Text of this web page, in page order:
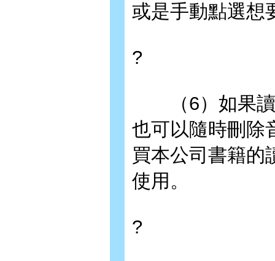
或是手動點選想
?
（6）如果讀
也可以隨時刪除
買本公司書籍的
使用。
?